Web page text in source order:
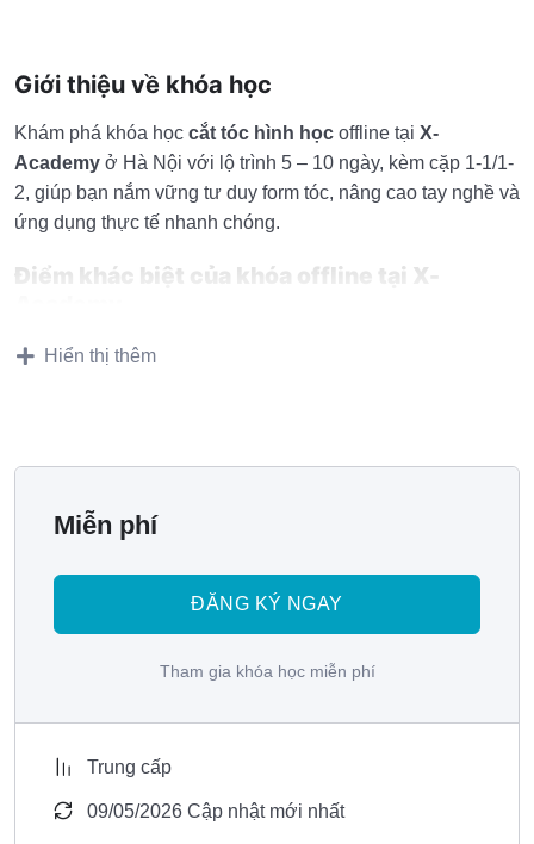
Giới thiệu về khóa học
Khám phá khóa học cắt tóc hình học offline tại X-
Academy ở Hà Nội với lộ trình 5 – 10 ngày, kèm cặp 1-1/1-
2, giúp bạn nắm vững tư duy form tóc, nâng cao tay nghề và
ứng dụng thực tế nhanh chóng.
Điểm khác biệt của khóa offline tại X-
Kèm sát 1-1 / 1-2 → sửa tay trực tiếp, tiến bộ nhanh
Giảng viên hơn 20 năm kinh nghiệm thực chiến salon
Bí quyết tạo nên sự khác biệt của kỹ thuật
Trong khi nhiều kỹ thuật cắt tóc vẫn phụ thuộc vào cảm
trúc – từ hình dáng hộp sọ đến cách từng lớp tóc liên kết
mà trở thành một bước đi có tính toán.
Hiển thị thêm
Miễn phí
ĐĂNG KÝ NGAY
Tham gia khóa học miễn phí
Trung cấp
09/05/2026 Cập nhật mới nhất